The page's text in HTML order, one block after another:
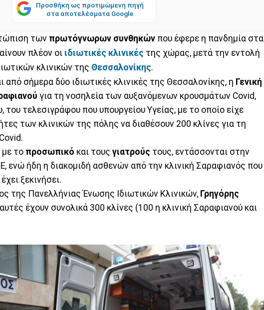
Προσθήκη ως προτιμώμενη πηγή
στα αποτελέσματα Google
των πρωτόγνωρων συνθηκών που έφερε η πανδημία στα
πλέον οι ιδιωτικές κλινικές της χώρας, μετά την εντολή
κλινικών της Θεσσαλονίκης.
από σήμερα δύο ιδιωτικές κλινικές της Θεσσαλονίκης, η Γενική
για τη νοσηλεία των αυξανόμενων κρουσμάτων Covid,
του τελεσιγράφου που υπουργείου Υγείας, με το οποίο είχε
των κλινικών της πόλης να διαθέσουν 200 κλίνες για τη
με το προσωπικό και τους γιατρούς τους, εντάσσονται στην
ενώ ήδη η διακομιδή ασθενών από την κλινική Σαραφιανός που
ξεκινήσει.
της Πανελλήνιας Ένωσης Ιδιωτικών Κλινικών, Γρηγόρης
αυτές έχουν συνολικά 300 κλίνες (100 η κλινική Σαραφιανού και